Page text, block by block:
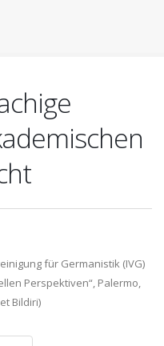
für Germanistik (IVG)
Perspektiven“, Palermo,
Bildiri)